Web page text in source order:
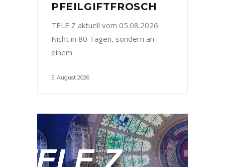
PFEILGIFTFROSCH
TELE Z aktuell vom 05.08.2026:
Nicht in 80 Tagen, sondern an
einem
5. August 2026